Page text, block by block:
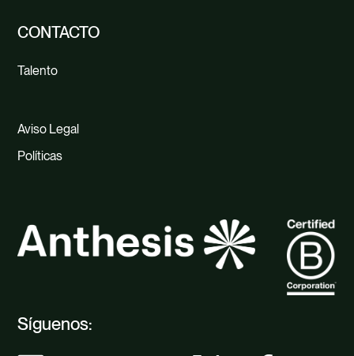
Síguenos:
CONTACTO
Talento
Aviso Legal
Políticas